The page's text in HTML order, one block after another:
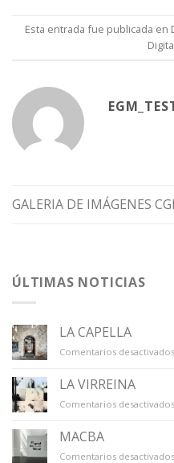
Esta entrada fue publicada en
GALERIA DE IMÁGENES CGI
ÚLTIMAS NOTICIAS
LA CAPELLA
Comentarios desactivados
LA VIRREINA
Comentarios desactivados
MACBA
Comentarios desactivados